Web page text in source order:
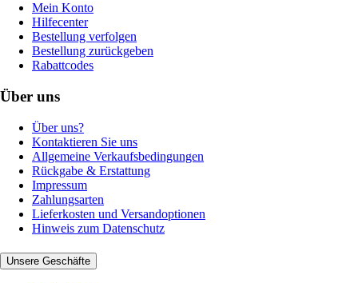
Mein Konto
Hilfecenter
Bestellung verfolgen
Bestellung zurückgeben
Rabattcodes
Über uns
Über uns?
Kontaktieren Sie uns
Allgemeine Verkaufsbedingungen
Rückgabe & Erstattung
Impressum
Zahlungsarten
Lieferkosten und Versandoptionen
Hinweis zum Datenschutz
Unsere Geschäfte